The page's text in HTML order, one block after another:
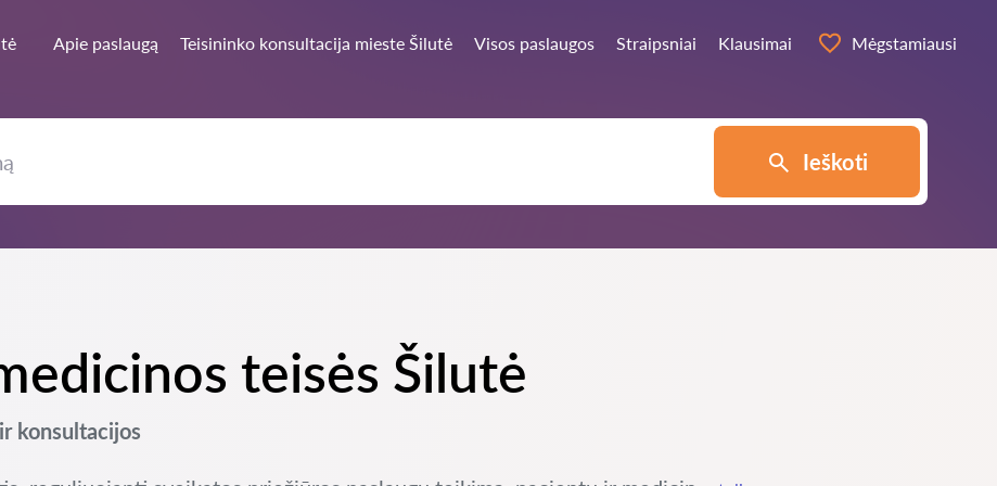
Apie paslaugą Teisininko konsultacija mieste Šilutė Visos paslaugos Straipsniai Klausimai Mėgstamiausi
Ieškoti
teisės Šilutė
konsultacijos